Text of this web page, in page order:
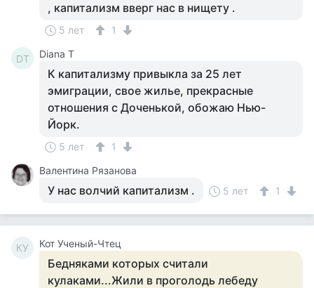
, капитализм вверг нас в нищету .
5 лет 1
DТ Diana Т
К капитализму привыкла за 25 лет
эмиграции, свое жилье, прекрасные
отношения с Доченькой, обожаю Нью-
Йорк.
5 лет
1
Валентина Рязанова
У нас волчий капитализм . 5 лет 1
КУ Кот Ученый-Чтец
Бедняками которых считали
кулаками...Жили в проголодь лебеду